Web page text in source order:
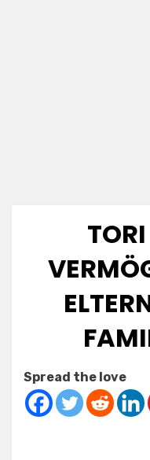
Spread the love